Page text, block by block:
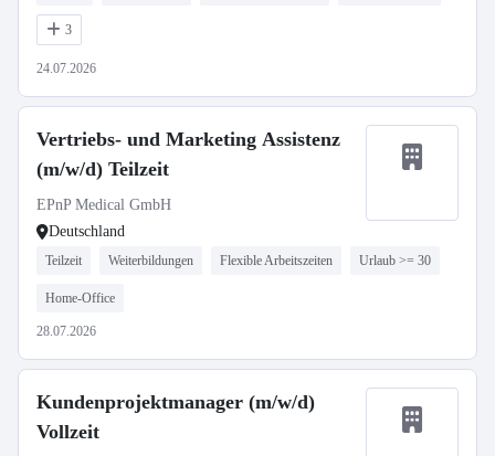
3
24.07.2026
Vertriebs- und Marketing Assistenz
(m/w/d) Teilzeit
EPnP Medical GmbH
Deutschland
Teilzeit Weiterbildungen Flexible Arbeitszeiten Urlaub >= 30
Home-Office
28.07.2026
Kundenprojektmanager (m/w/d)
Vollzeit